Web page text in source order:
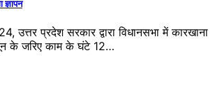
प्रदेश सरकार द्वारा विधानसभा में कारखाना
के जरिए काम के घंटे 12…